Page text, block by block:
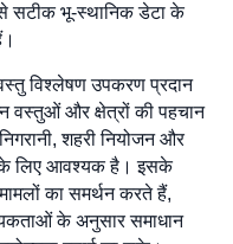
सटीक भू-स्थानिक डेटा के
विश्लेषण उपकरण प्रदान
वस्तुओं और क्षेत्रों की पहचान
शहरी नियोजन और
के लिए आवश्यक है। इसके
का समर्थन करते हैं,
के अनुसार समाधान